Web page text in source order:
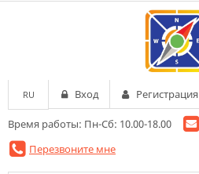
Время работы: Пн-Сб: 10.00-18.00
Перезвоните мне
RU Вход Регистрация